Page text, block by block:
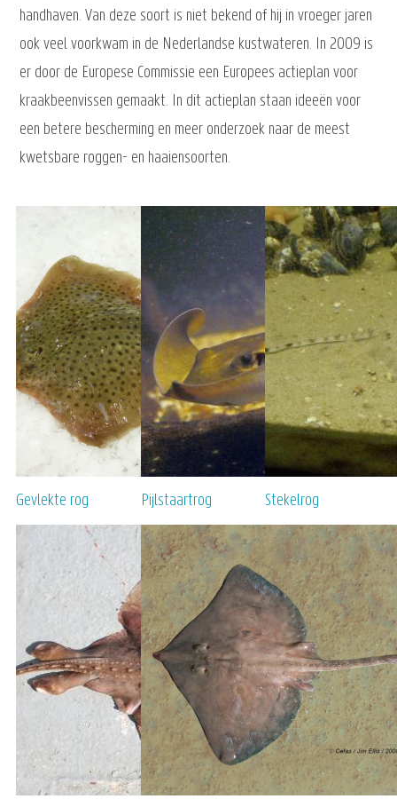
handhaven. Van deze soort is niet bekend of hij in vroeger jaren
ook veel voorkwam in de Nederlandse kustwateren. In 2009 is
er door de Europese Commissie een Europees actieplan voor
kraakbeenvissen gemaakt. In dit actieplan staan ideeën voor
een betere bescherming en meer onderzoek naar de meest
kwetsbare roggen- en haaiensoorten.
Gevlekte rog Pijlstaartrog Stekelrog